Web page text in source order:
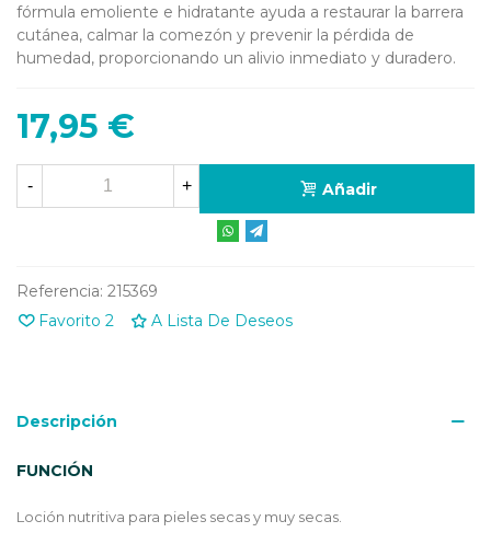
fórmula emoliente e hidratante ayuda a restaurar la barrera
cutánea, calmar la comezón y prevenir la pérdida de
humedad, proporcionando un alivio inmediato y duradero.
17,95 €
- + Añadir
Referencia: 215369
Favorito 2 A Lista De Deseos
Descripción
FUNCIÓN
Loción nutritiva para pieles secas y muy secas.